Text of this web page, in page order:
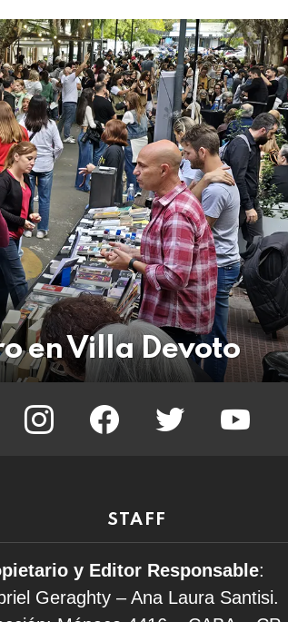
en Villa Devoto
instagram facebook twitter
STAFF
y Editor Responsable:
Geraghty – Ana Laura Santisi.